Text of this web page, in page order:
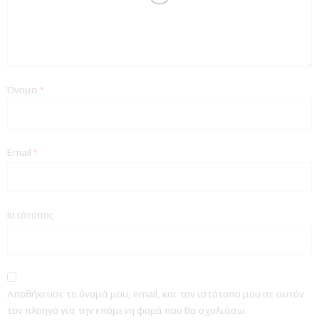
Όνομα *
Email *
Ιστότοπος
Αποθήκευσε το όνομά μου, email, και τον ιστότοπο μου σε αυτόν
τον πλοηγό για την επόμενη φορά που θα σχολιάσω.